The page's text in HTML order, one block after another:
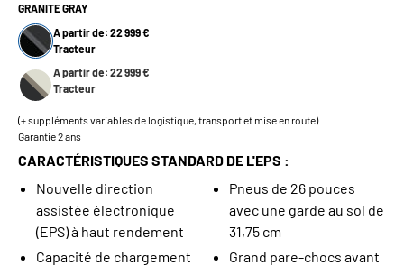
GRANITE GRAY
A partir de: 22 999 €
Tracteur
A partir de: 22 999 €
Tracteur
(+ suppléments variables de logistique, transport et mise en route)
Garantie 2 ans
CARACTÉRISTIQUES STANDARD DE L'EPS :
Nouvelle direction
assistée électronique
(EPS) à haut rendement
Capacité de chargement
Pneus de 26 pouces
avec une garde au sol de
31,75 cm
Grand pare-chocs avant